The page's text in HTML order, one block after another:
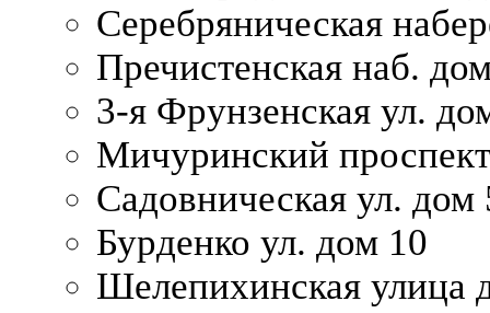
Серебряническая
Пречистенская наб.
3-я Фрунзенская ул.
Мичуринский
Садовническая ул. дом
Бурденко ул. дом 10
Шелепихинская улица